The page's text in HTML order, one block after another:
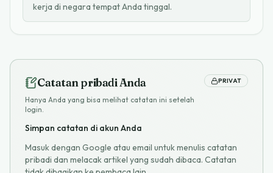
kerja di negara tempat Anda tinggal.
Catatan pribadi Anda
Hanya Anda yang bisa melihat catatan ini setelah
login.
PRIVAT
Simpan catatan di akun Anda
Masuk dengan Google atau email untuk menulis catatan
pribadi dan melacak artikel yang sudah dibaca. Catatan